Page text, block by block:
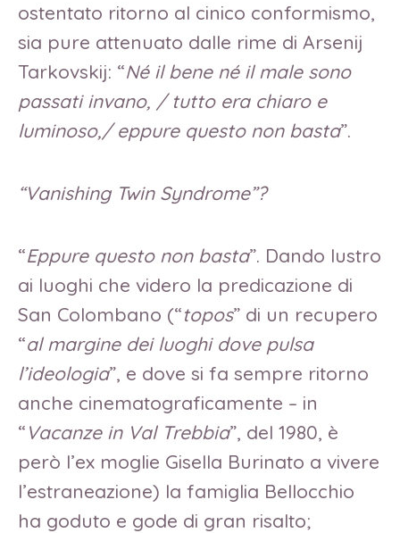
ostentato ritorno al cinico conformismo,
sia pure attenuato dalle rime di Arsenij
Tarkovskij: “Né il bene né il male sono
passati invano, / tutto era chiaro e
luminoso,/ eppure questo non basta”.
“Vanishing Twin Syndrome”?
“Eppure questo non basta”. Dando lustro
ai luoghi che videro la predicazione di
San Colombano (“topos” di un recupero
“al margine dei luoghi dove pulsa
l’ideologia”, e dove si fa sempre ritorno
anche cinematograficamente – in
“Vacanze in Val Trebbia”, del 1980, è
però l’ex moglie Gisella Burinato a vivere
l’estraneazione) la famiglia Bellocchio
ha goduto e gode di gran risalto;